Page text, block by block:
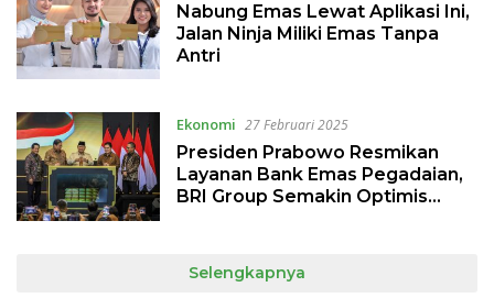
Nabung Emas Lewat Aplikasi Ini,
Jalan Ninja Miliki Emas Tanpa
Antri
Ekonomi 27 Februari 2025
Presiden Prabowo Resmikan
Layanan Bank Emas Pegadaian,
BRI Group Semakin Optimis
Selengkapnya